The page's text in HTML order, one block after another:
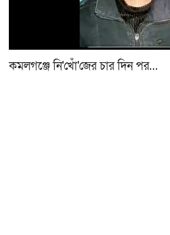
কমলগঞ্জে নি'খোঁ'জের চার দিন পর…